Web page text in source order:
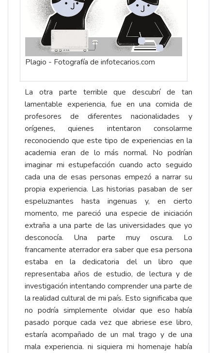
Plagio - Fotografía de infotecarios.com
La otra parte terrible que descubrí de tan
lamentable experiencia, fue en una comida de
profesores de diferentes nacionalidades y
orígenes, quienes intentaron consolarme
reconociendo que este tipo de experiencias en la
academia eran de lo más normal. No podrían
imaginar mi estupefacción cuando acto seguido
cada una de esas personas empezó a narrar su
propia experiencia. Las historias pasaban de ser
espeluznantes hasta ingenuas y, en cierto
momento, me pareció una especie de iniciación
extraña a una parte de las universidades que yo
desconocía. Una parte muy oscura. Lo
francamente aterrador era saber que esa persona
estaba en la dedicatoria del un libro que
representaba años de estudio, de lectura y de
investigación intentando comprender una parte de
la realidad cultural de mi país. Esto significaba que
no podría simplemente olvidar que eso había
pasado porque cada vez que abriese ese libro,
estaría acompañado de un mal trago y de una
mala experiencia. ni siquiera mi homenaje había